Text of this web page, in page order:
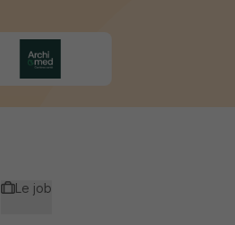
Le job